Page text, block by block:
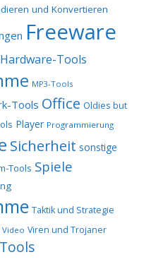
und Konvertieren
Freeware
Hardware-Tools
MP3-Tools
Tools Office Oldies but
Player Programmierung
Sicherheit sonstige
Tools Spiele
Taktik und Strategie
Video Viren und Trojaner